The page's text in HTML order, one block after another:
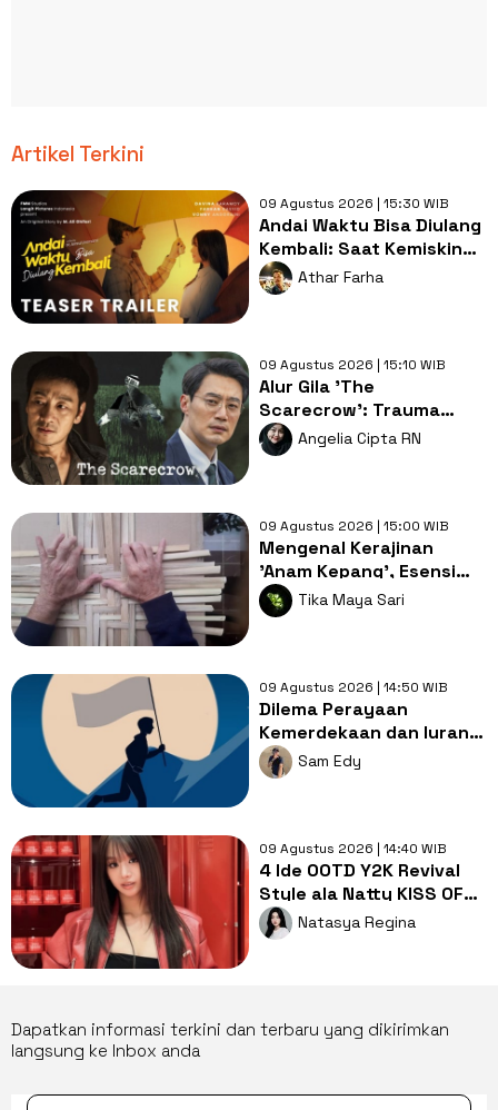
Artikel Terkini
09 Agustus 2026 | 15:30 WIB
Andai Waktu Bisa Diulang
Kembali: Saat Kemiskinan
Merampas Kebebasan
Cinta
Athar Farha
09 Agustus 2026 | 15:10 WIB
Alur Gila 'The
Scarecrow': Trauma
Lama, Pembunuh
Berantai dan Misteri
Angelia Cipta RN
09 Agustus 2026 | 15:00 WIB
Mengenal Kerajinan
'Anam Kepang', Esensi
Edukatif yang Mati
Ditelan Zaman
Tika Maya Sari
09 Agustus 2026 | 14:50 WIB
Dilema Perayaan
Kemerdekaan dan Iuran
Besar yang
Memberatkan Warga
Sam Edy
09 Agustus 2026 | 14:40 WIB
4 Ide OOTD Y2K Revival
Style ala Natty KISS OF
LIFE, Timeless dan
Stylish!
Natasya Regina
Dapatkan informasi terkini dan terbaru yang dikirimkan
langsung ke Inbox anda